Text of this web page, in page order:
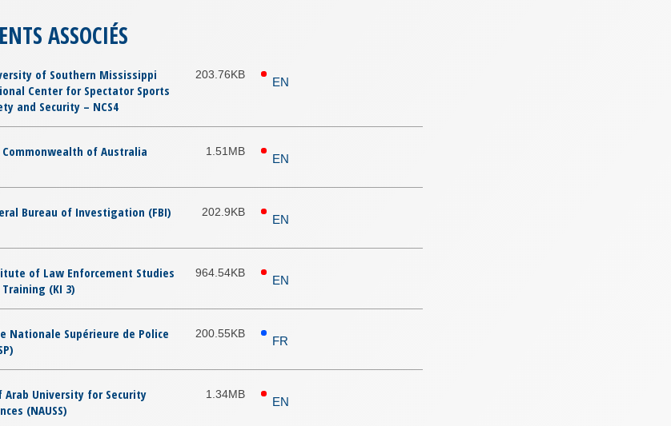
ASSOCIÉS
of Southern Mississippi
Center for Spectator Sports
and Security – NCS4
203.76KB
EN
Commonwealth of Australia 1.51MB
EN
Bureau of Investigation (FBI) 202.9KB
EN
of Law Enforcement Studies
(KI 3)
964.54KB
EN
Nationale Supérieure de Police
200.55KB
FR
Arab University for Security
(NAUSS)
1.34MB
EN